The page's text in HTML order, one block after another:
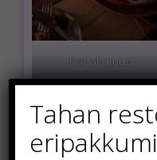
Kadakajuust
Tahan